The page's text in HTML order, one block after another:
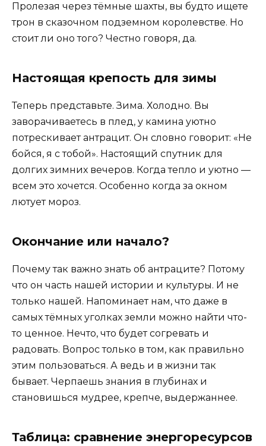
Пролезая через тёмные шахты, вы будто ищете
трон в сказочном подземном королевстве. Но
стоит ли оно того? Честно говоря, да.
Настоящая крепость для зимы
Теперь представьте. Зима. Холодно. Вы
заворачиваетесь в плед, у камина уютно
потрескивает антрацит. Он словно говорит: «Не
бойся, я с тобой». Настоящий спутник для
долгих зимних вечеров. Когда тепло и уютно —
всем это хочется. Особенно когда за окном
лютует мороз.
Окончание или начало?
Почему так важно знать об антраците? Потому
что он часть нашей истории и культуры. И не
только нашей. Напоминает нам, что даже в
самых тёмных уголках земли можно найти что-
то ценное. Нечто, что будет согревать и
радовать. Вопрос только в том, как правильно
этим пользоваться. А ведь и в жизни так
бывает. Черпаешь знания в глубинах и
становишься мудрее, крепче, выдержаннее.
Таблица: сравнение энергоресурсов